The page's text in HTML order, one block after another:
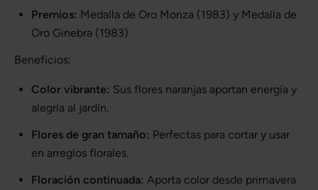
Premios: Medalla de Oro Monza (1983) y Medalla de
Oro Ginebra (1983)
Beneficios:
Color vibrante: Sus flores naranjas aportan energía y
alegría al jardín.
Flores de gran tamaño: Perfectas para cortar y usar
en arreglos florales.
Floración continuada: Aporta color desde primavera